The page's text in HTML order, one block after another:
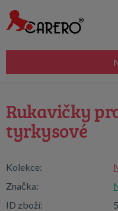
Rukavičky
tyrkysové
Kolekce:
Značka:
ID zboží: